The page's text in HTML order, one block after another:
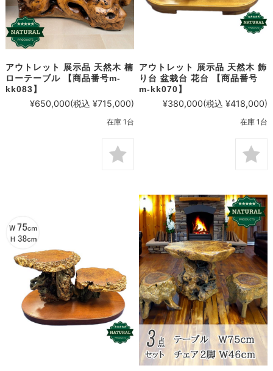
アウトレット 展示品 天然木 楠
ローテーブル 【商品番号m-
kk083】
¥650,000(税込 ¥715,000)
在庫 1台
アウトレット 展示品 天然木 飾
り台 盆栽台 花台 【商品番号
m-kk070】
¥380,000(税込 ¥418,000)
在庫 1台